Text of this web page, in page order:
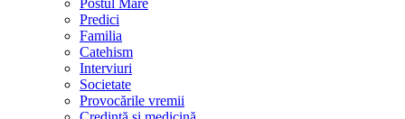
Postul Mare
Predici
Familia
Catehism
Interviuri
Societate
Provocările vremii